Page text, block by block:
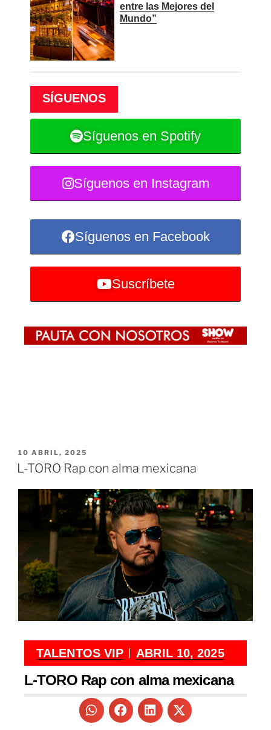
entre las Mejores del
Mundo”
SÍGUENOS
Síguenos en Spotify
Síguenos en Instagram
Síguenos en Facebook
Suscríbete
10 ABRIL, 2025
L-TORO Rap con alma mexicana
TALENTOS VIP ABRIL 10, 2025
L-TORO Rap con alma mexicana